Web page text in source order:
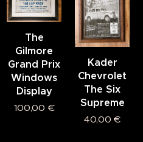
The
Gilmore
Grand Prix
Windows
Display
100,00 €
Kader
Chevrolet
The Six
Supreme
40,00 €